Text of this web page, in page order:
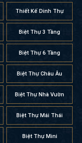
Thiết Kế Dinh Thự
Biệt Thự 3 Tầng
Biệt Thự 6 Tầng
Biệt Thự Châu Âu
Biệt Thự Nhà Vườn
Biệt Thự Mái Thái
Biệt Thự Mini